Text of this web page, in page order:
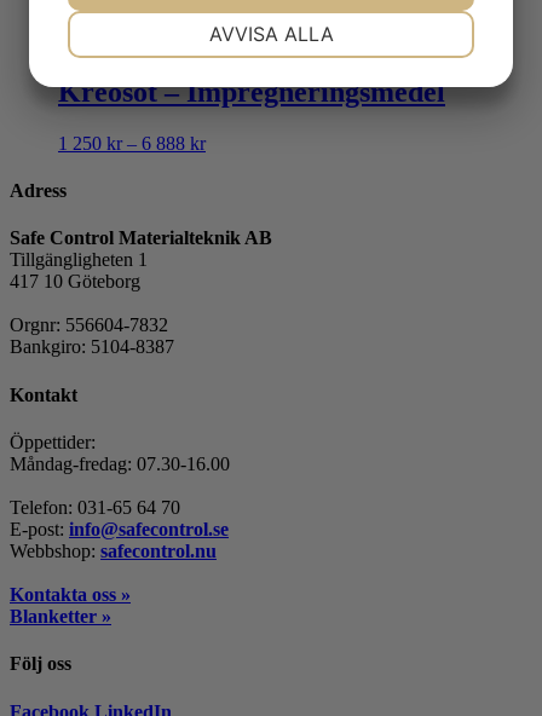
1 938kr
Kreosot – Impregneringsmedel
1 250 kr – 6 888 krPrisintervall:
6
888 kr
Adress
Safe Control Materialteknik AB
Tillgängligheten 1
417 10 Göteborg
Orgnr: 556604-7832
Bankgiro: 5104-8387
Kontakt
Öppettider:
Måndag-fredag: 07.30-16.00
Telefon: 031-65 64 70
E-post: info@safecontrol.se
Webbshop: safecontrol.nu
Kontakta oss »
Blanketter »
Följ oss
Facebook LinkedIn
MARKNADSFÖRING STATISTIK
AVVISA ALLA